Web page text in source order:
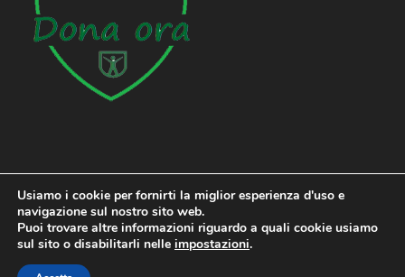
Usiamo i cookie per fornirti la miglior esperienza d'uso e
navigazione sul nostro sito web.
Puoi trovare altre informazioni riguardo a quali cookie usiamo
sul sito o disabilitarli nelle impostazioni.